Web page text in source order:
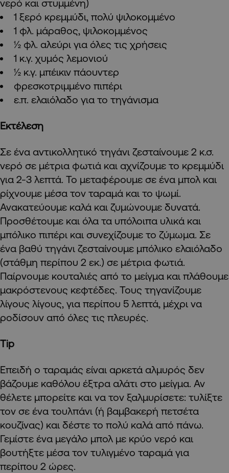
νερό και στυμμένη)
1 ξερό κρεμμύδι, πολύ ψιλοκομμένο
1 φλ. μάραθος, ψιλοκομμένος
½ φλ. αλεύρι για όλες τις χρήσεις
1 κ.γ. χυμός λεμονιού
½ κ.γ. μπέικιν πάουντερ
φρεσκοτριμμένο πιπέρι
ε.π. ελαιόλαδο για το τηγάνισμα
Εκτέλεση
Σε ένα αντικολλητικό τηγάνι ζεσταίνουμε 2 κ.σ.
νερό σε μέτρια φωτιά και αχνίζουμε το κρεμμύδι
για 2-3 λεπτά. Το μεταφέρουμε σε ένα μπολ και
ρίχνουμε μέσα τον ταραμά και το ψωμί.
Ανακατεύουμε καλά και ζυμώνουμε δυνατά.
Προσθέτουμε και όλα τα υπόλοιπα υλικά και
μπόλικο πιπέρι και συνεχίζουμε το ζύμωμα. Σε
ένα βαθύ τηγάνι ζεσταίνουμε μπόλικο ελαιόλαδο
(στάθμη περίπου 2 εκ.) σε μέτρια φωτιά.
Παίρνουμε κουταλιές από το μείγμα και πλάθουμε
μακρόστενους κεφτέδες. Τους τηγανίζουμε
λίγους λίγους, για περίπου 5 λεπτά, μέχρι να
ροδίσουν από όλες τις πλευρές.
Tip
Επειδή ο ταραμάς είναι αρκετά αλμυρός δεν
βάζουμε καθόλου έξτρα αλάτι στο μείγμα. Αν
θέλετε μπορείτε και να τον ξαλμυρίσετε: τυλίξτε
τον σε ένα τουλπάνι (ή βαμβακερή πετσέτα
κουζίνας) και δέστε το πολύ καλά από πάνω.
Γεμίστε ένα μεγάλο μπολ με κρύο νερό και
βουτήξτε μέσα τον τυλιγμένο ταραμά για
περίπου 2 ώρες.